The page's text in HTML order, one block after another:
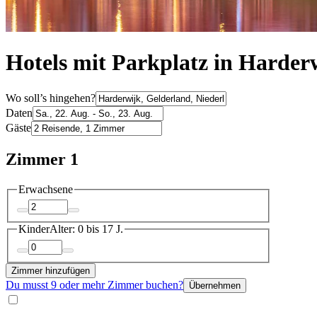
Hotels mit Parkplatz in
Wo soll’s hingehen?
Daten
Gäste
Zimmer 1
Erwachsene
KinderAlter: 0 bis 17 J.
Zimmer hinzufügen
Du musst 9 oder mehr Zimmer buchen? Übernehmen